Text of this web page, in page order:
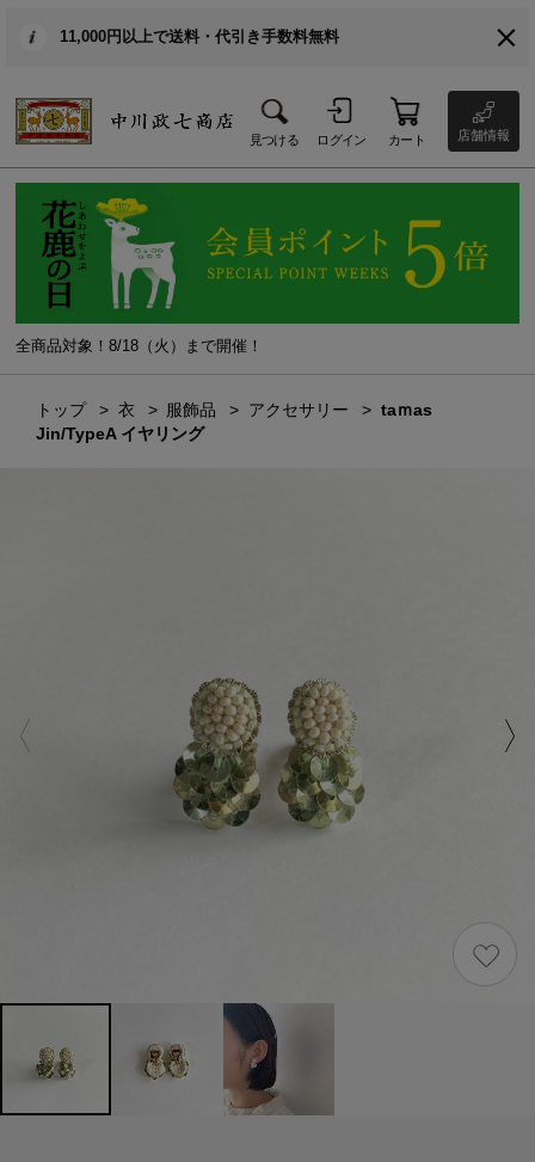
11,000円以上で送料・代引き手数料無料
見つける ログイン カート 店舗情報
全商品対象！8/18（火）まで開催！
トップ 衣 服飾品 アクセサリー
taｍas
Jin/TypeA イヤリング